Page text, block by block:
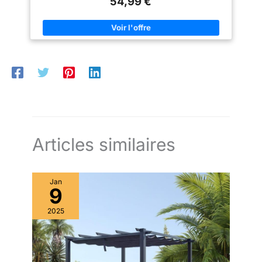
immédiat : Set d'accessoires
stabilité immédiate, 4 sacs de
haubans sont inclus. La tonnelle
plaques de base amortissantes
et le cadre avec un
clients de déterminer les
conditions météorologiques
correctes lorsque vous
une longue durée de vie dans le jardin, sur la terrasse ou le
lumière du jour et créer une atmosphère lumineuse et
conviviale pour des heures conviviales en famille lors d'un
barbecue. Film en maille renforcée avec protection UV: Le
afin que vous puissiez facilement monter vous-même la
tonnelle de jardin en quelques étapes et la fixer en toute
Articles similaires
Jan
9
2025